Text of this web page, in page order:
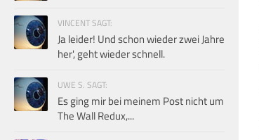
VINCENT SAGT:
Ja leider! Und schon wieder zwei Jahre
her', geht wieder schnell.
UWE S. SAGT:
Es ging mir bei meinem Post nicht um
The Wall Redux,...